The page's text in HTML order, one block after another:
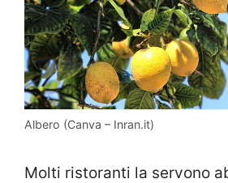
Albero (Canva – Inran.it)
Molti ristoranti la servono